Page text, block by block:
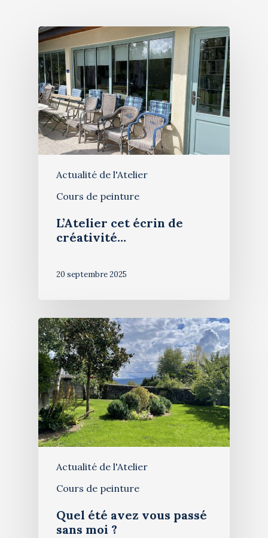
Actualité de l'Atelier
Cours de peinture
L’Atelier cet écrin de
créativité…
20 septembre 2025
Actualité de l'Atelier
Cours de peinture
Quel été avez vous passé
sans moi ?
Exposition 2026